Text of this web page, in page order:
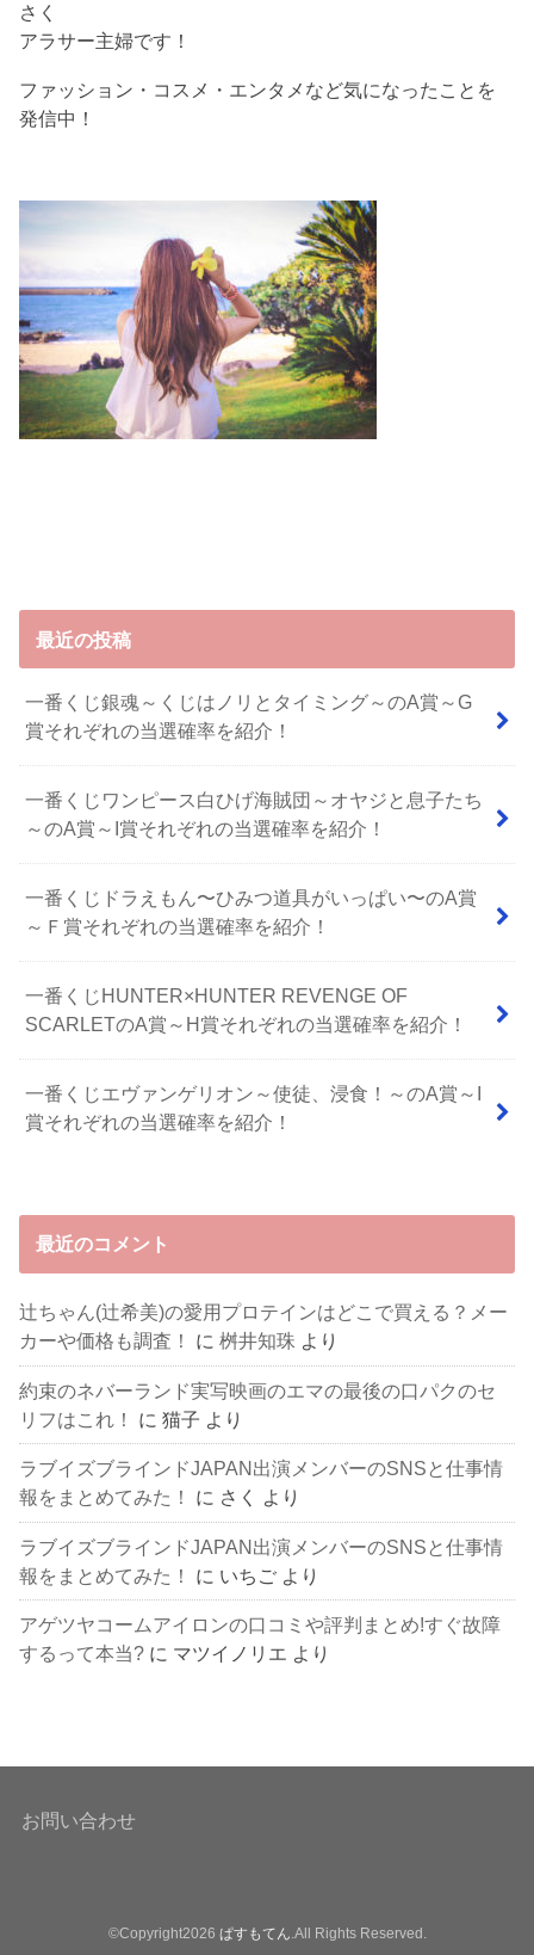
さく
アラサー主婦です！
ファッション・コスメ・エンタメなど気になったことを
発信中！
最近の投稿
一番くじ銀魂～くじはノリとタイミング～のA賞～G
賞それぞれの当選確率を紹介！
一番くじワンピース白ひげ海賊団～オヤジと息子たち
～のA賞～I賞それぞれの当選確率を紹介！
⼀番くじドラえもん〜ひみつ道具がいっぱい〜のA賞
～Ｆ賞それぞれの当選確率を紹介！
一番くじHUNTER×HUNTER REVENGE OF
SCARLETのA賞～H賞それぞれの当選確率を紹介！
一番くじエヴァンゲリオン～使徒、浸食！～のA賞～I
賞それぞれの当選確率を紹介！
最近のコメント
辻ちゃん(辻希美)の愛用プロテインはどこで買える？メー
カーや価格も調査！
に桝井知珠 より
約束のネバーランド実写映画のエマの最後の口パクのセ
リフはこれ！
に猫子 より
ラブイズブラインドJAPAN出演メンバーのSNSと仕事情
報をまとめてみた！
に さく より
ラブイズブラインドJAPAN出演メンバーのSNSと仕事情
報をまとめてみた！
に いちご より
アゲツヤコームアイロンの口コミや評判まとめ!すぐ故障
するって本当? に マツイノリエ より
お問い合わせ
©Copyright2026 ぱすもてん .All Rights Reserved.